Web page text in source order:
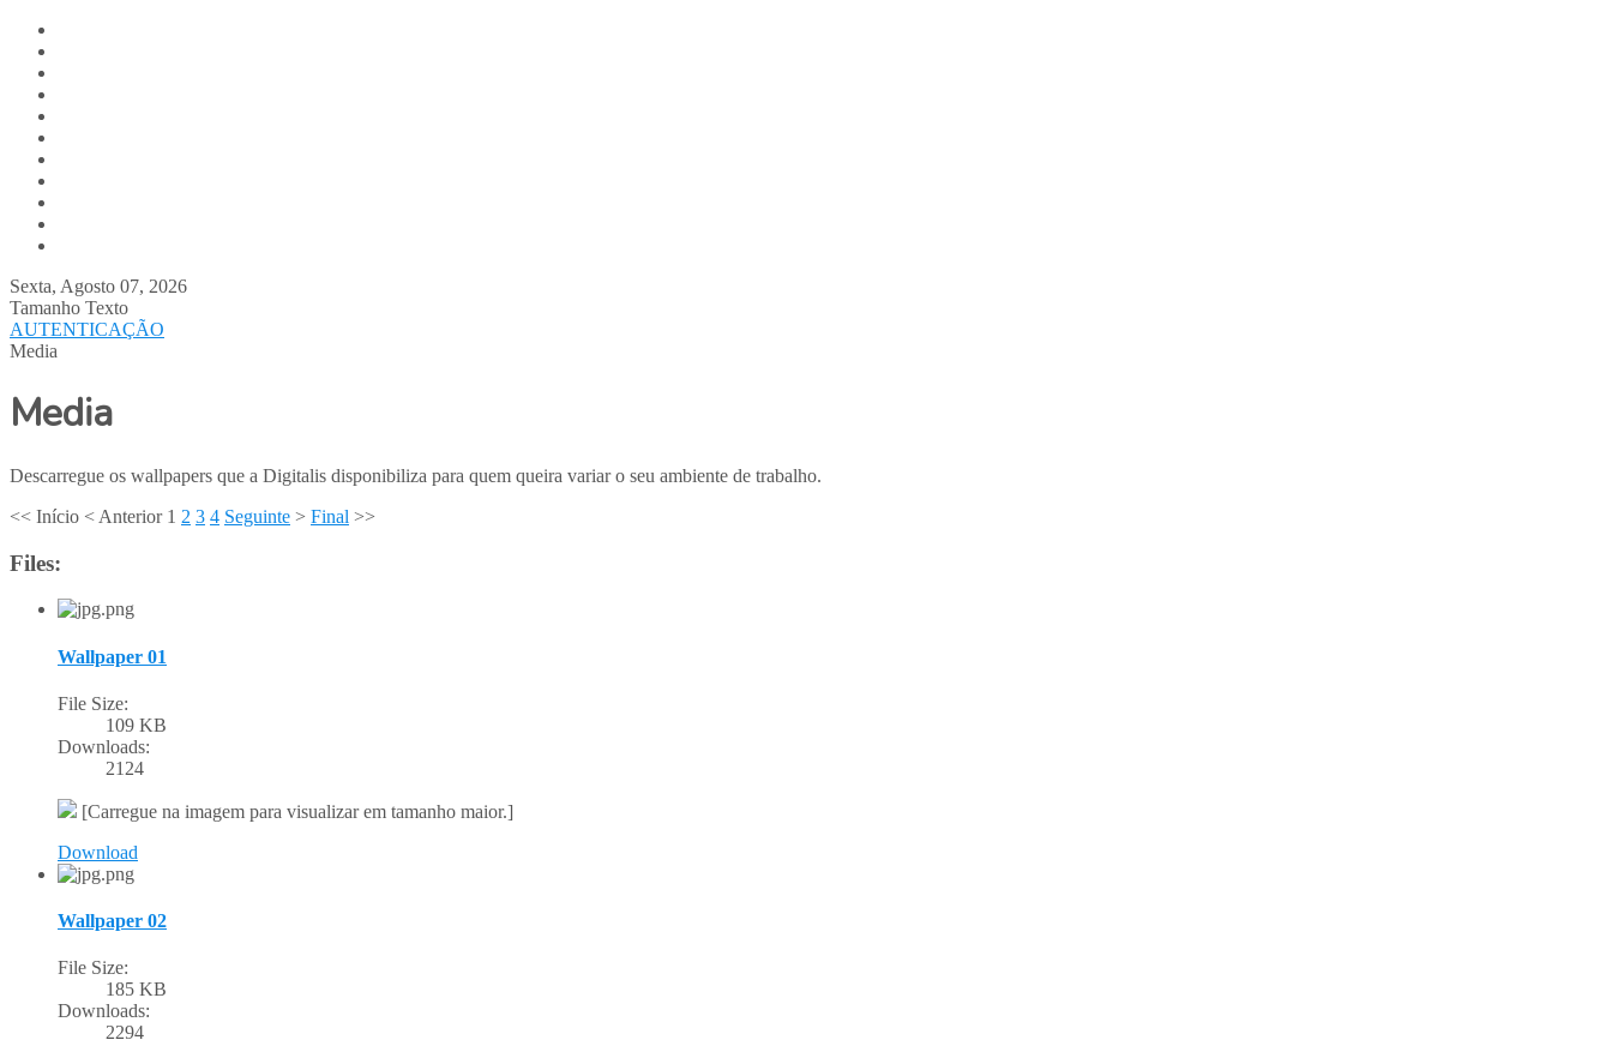
Sexta, Agosto 07, 2026
Tamanho Texto
AUTENTICAÇÃO
Media
Media
Descarregue os wallpapers que a Digitalis disponibiliza para quem queira variar o seu ambiente de trabalho.
<< Início < Anterior 1 2 3 4 Seguinte > Final >>
Files:
Wallpaper 01
File Size:
109 KB
Downloads:
2124
[Carregue na imagem para visualizar em tamanho maior.]
Download
Wallpaper 02
File Size:
185 KB
Downloads:
2294